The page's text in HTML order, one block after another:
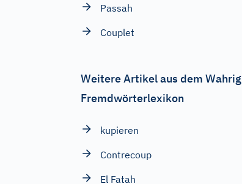
Passah
Couplet
Weitere Artikel aus dem Wahrig
Fremdwörterlexikon
kupieren
Contrecoup
El Fatah